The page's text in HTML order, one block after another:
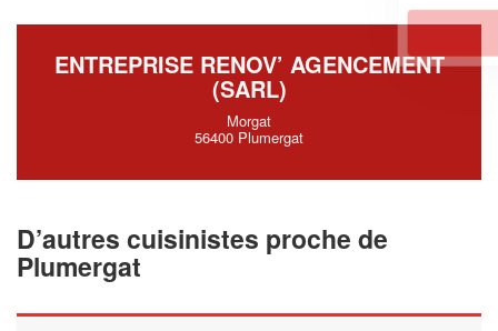
ENTREPRISE RENOV’ AGENCEMENT
(SARL)
Morgat
56400 Plumergat
D’autres cuisinistes proche de
Plumergat
En savoir plus